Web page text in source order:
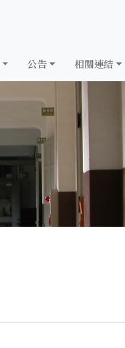
公告 相關連結